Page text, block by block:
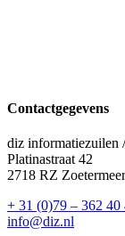
Contactgegevens
diz informatiezuilen
Platinastraat 42
2718 RZ Zoetermeer
+ 31 (0)79 – 362 40
info@diz.nl